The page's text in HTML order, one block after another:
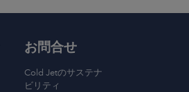
お問合せ
Cold Jetのサステナ
ビリティ